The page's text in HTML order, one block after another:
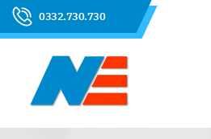
0332.730.730